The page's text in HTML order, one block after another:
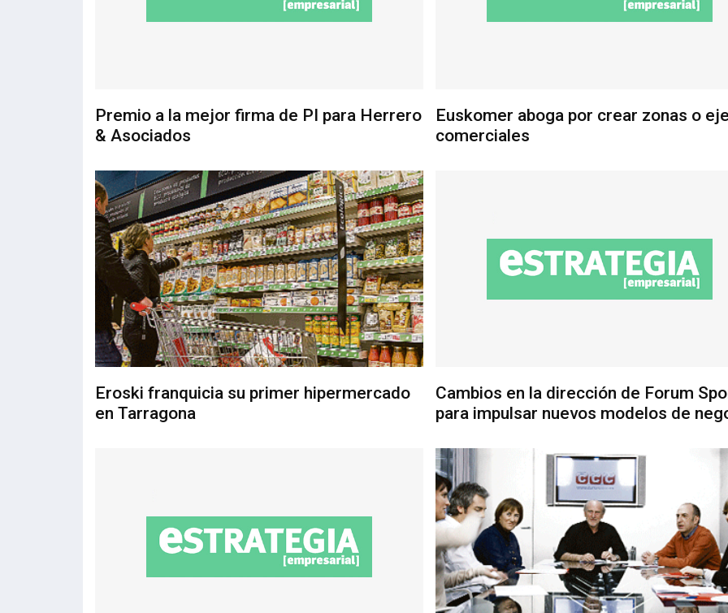
Premio a la mejor firma de PI para Herrero
& Asociados
Euskomer aboga por crear zonas o
comerciales
Eroski franquicia su primer hipermercado
en Tarragona
Cambios en la dirección de Forum
para impulsar nuevos modelos de